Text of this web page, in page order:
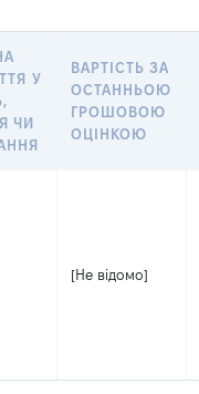
У
ЧИ
ВАРТІСТЬ ЗА
ОСТАННЬОЮ
ГРОШОВОЮ
ОЦІНКОЮ
[Не відомо]